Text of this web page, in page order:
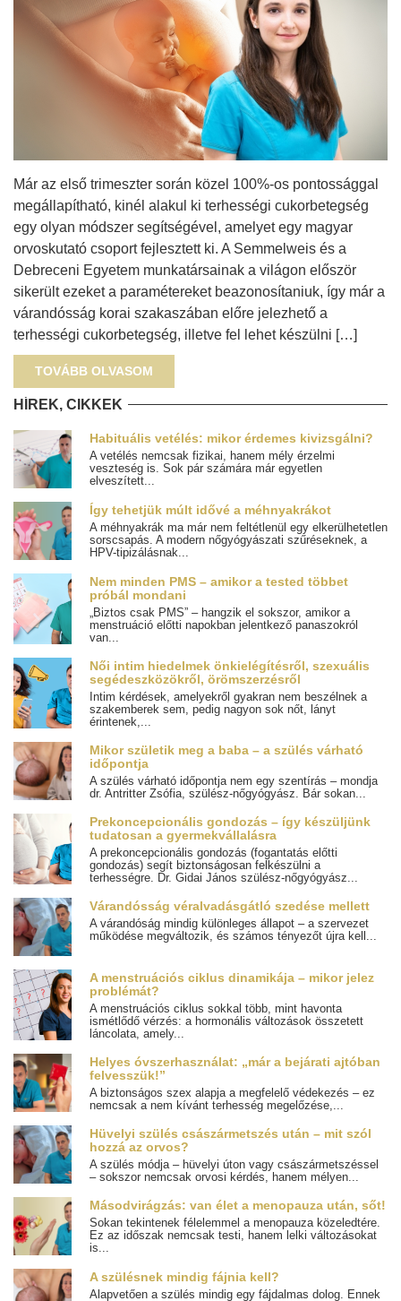
Már az első trimeszter során közel 100%-os pontossággal
megállapítható, kinél alakul ki terhességi cukorbetegség
egy olyan módszer segítségével, amelyet egy magyar
orvoskutató csoport fejlesztett ki. A Semmelweis és a
Debreceni Egyetem munkatársainak a világon először
sikerült ezeket a paramétereket beazonosítaniuk, így már a
várandósság korai szakaszában előre jelezhető a
terhességi cukorbetegség, illetve fel lehet készülni […]
TOVÁBB OLVASOM
HÍREK, CIKKEK
Habituális vetélés: mikor érdemes kivizsgálni?
A vetélés nemcsak fizikai, hanem mély érzelmi
veszteség is. Sok pár számára már egyetlen
elveszített...
Így tehetjük múlt idővé a méhnyakrákot
A méhnyakrák ma már nem feltétlenül egy elkerülhetetlen
sorscsapás. A modern nőgyógyászati szűréseknek, a
HPV-tipizálásnak...
Nem minden PMS – amikor a tested többet
próbál mondani
„Biztos csak PMS” – hangzik el sokszor, amikor a
menstruáció előtti napokban jelentkező panaszokról
van...
Női intim hiedelmek önkielégítésről, szexuális
segédeszközökről, örömszerzésről
Intim kérdések, amelyekről gyakran nem beszélnek a
szakemberek sem, pedig nagyon sok nőt, lányt
érintenek,...
Mikor születik meg a baba – a szülés várható
időpontja
A szülés várható időpontja nem egy szentírás – mondja
dr. Antritter Zsófia, szülész-nőgyógyász. Bár sokan...
Prekoncepcionális gondozás – így készüljünk
tudatosan a gyermekvállalásra
A prekoncepcionális gondozás (fogantatás előtti
gondozás) segít biztonságosan felkészülni a
terhességre. Dr. Gidai János szülész-nőgyógyász...
Várandósság véralvadásgátló szedése mellett
A várandóság mindig különleges állapot – a szervezet
működése megváltozik, és számos tényezőt újra kell...
A menstruációs ciklus dinamikája – mikor jelez
problémát?
A menstruációs ciklus sokkal több, mint havonta
ismétlődő vérzés: a hormonális változások összetett
láncolata, amely...
Helyes óvszerhasználat: „már a bejárati ajtóban
felvesszük!”
A biztonságos szex alapja a megfelelő védekezés – ez
nemcsak a nem kívánt terhesség megelőzése,...
Hüvelyi szülés császármetszés után – mit szól
hozzá az orvos?
A szülés módja – hüvelyi úton vagy császármetszéssel
– sokszor nemcsak orvosi kérdés, hanem mélyen...
Másodvirágzás: van élet a menopauza után, sőt!
Sokan tekintenek félelemmel a menopauza közeledtére.
Ez az időszak nemcsak testi, hanem lelki változásokat
is...
A szülésnek mindig fájnia kell?
Alapvetően a szülés mindig egy fájdalmas dolog. Ennek